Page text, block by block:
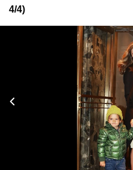
4/4)